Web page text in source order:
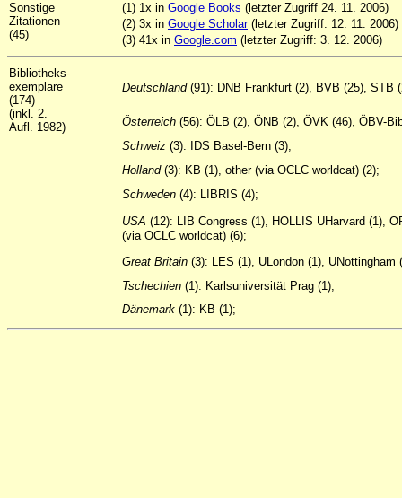
Sonstige
Zitationen
(45)
(1) 1x in Google Books (letzter Zugriff 24. 11. 2006)
(2) 3x in Google Scholar(letzter Zugriff: 12. 11. 2006)
(3) 41x in Google.com (letzter Zugriff: 3. 12. 2006)
Bibliotheks-
exemplare
(174)
(inkl. 2.
Aufl. 1982)
Deutschland(91): DNB Frankfurt (2), BVB (25), STB
Österreich (56): ÖLB (2), ÖNB (2), ÖVK (46), ÖBV-
Schweiz (3): IDS Basel-Bern (3);
Holland(3): KB (1), other (via OCLC worldcat) (2);
Schweden (4): LIBRIS (4);
USA (12): LIB Congress (1), HOLLIS UHarvard (1),
(via OCLC worldcat) (6);
Great Britain (3): LES (1), ULondon (1), UNottingham
Tschechien (1): Karlsuniversität Prag (1);
Dänemark (1): KB (1);